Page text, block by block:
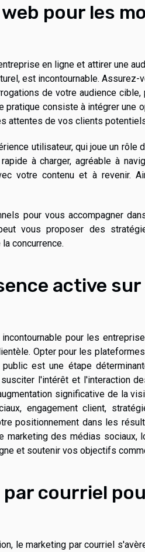
pour les
en ligne et attirer une
est incontournable.
de votre audience
pratique consiste à intégrer une
attentes de vos clients
utilisateur, qui joue un rôle
à charger, agréable à
votre contenu et à revenir.
pour vous accompagner
vous proposer des
concurrence.
active sur
pour les
Opter pour les
est une étape
l'intérêt et l'interaction
significative de la
engagement client,
positionnement dans les
marketing des médias
et soutenir vos objectifs
courriel
le marketing par courriel